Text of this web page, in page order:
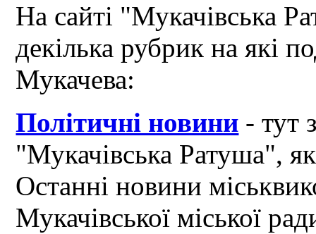
На сайті "Мукачівська
декілька рубрик на які
Мукачева:
Політичні новини - тут
"Мукачівська Ратуша",
Останні новини
Мукачівської міської